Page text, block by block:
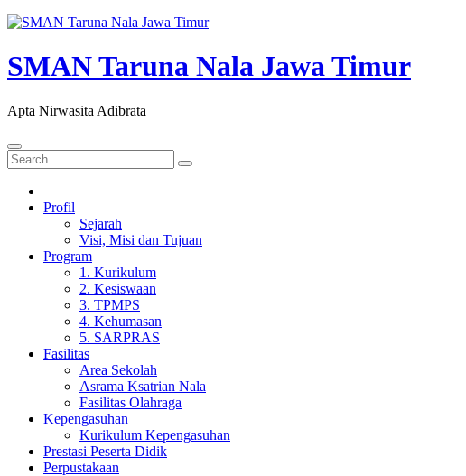
SMAN Taruna Nala Jawa Timur
Apta Nirwasita Adibrata
Profil
Sejarah
Visi, Misi dan Tujuan
Program
1. Kurikulum
2. Kesiswaan
3. TPMPS
4. Kehumasan
5. SARPRAS
Fasilitas
Area Sekolah
Asrama Ksatrian Nala
Fasilitas Olahraga
Kepengasuhan
Kurikulum Kepengasuhan
Prestasi Peserta Didik
Perpustakaan